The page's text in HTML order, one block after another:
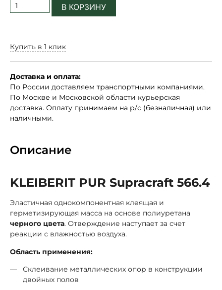
В КОРЗИНУ
Купить в 1 клик
Доставка и оплата:
По России доставляем транспортными компаниями.
По Москве и Московской области курьерская
доставка. Оплату принимаем на р/с (безналичная) или
наличными.
Описание
KLEIBERIT PUR Supracraft 566.4
Эластичная однокомпонентная клеящая и
герметизирующая масса на основе полиуретана
черного цвета. Отверждение наступает за счет
реакции с влажностью воздуха.
Область применения:
Склеивание металлических опор в конструкции
двойных полов